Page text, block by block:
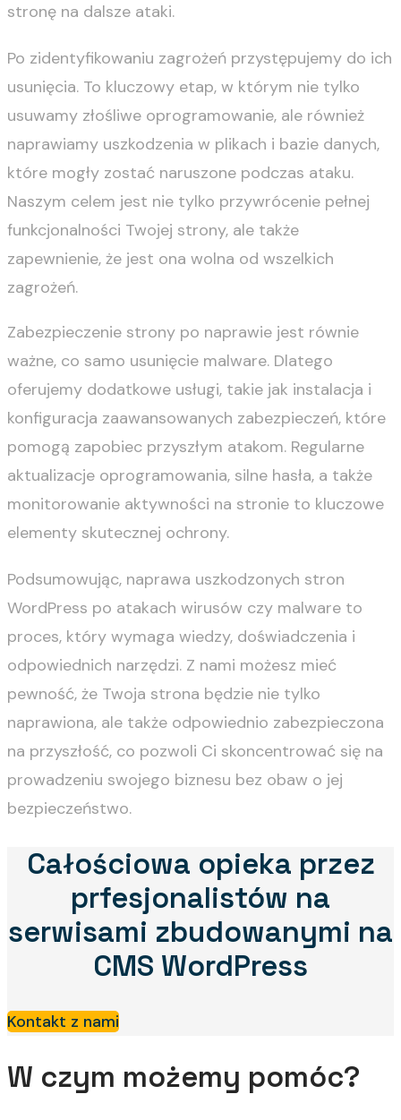
stronę na dalsze ataki.
Po zidentyfikowaniu zagrożeń przystępujemy do ich
usunięcia. To kluczowy etap, w którym nie tylko
usuwamy złośliwe oprogramowanie, ale również
naprawiamy uszkodzenia w plikach i bazie danych,
które mogły zostać naruszone podczas ataku.
Naszym celem jest nie tylko przywrócenie pełnej
funkcjonalności Twojej strony, ale także
zapewnienie, że jest ona wolna od wszelkich
zagrożeń.
Zabezpieczenie strony po naprawie jest równie
ważne, co samo usunięcie malware. Dlatego
oferujemy dodatkowe usługi, takie jak instalacja i
konfiguracja zaawansowanych zabezpieczeń, które
pomogą zapobiec przyszłym atakom. Regularne
aktualizacje oprogramowania, silne hasła, a także
monitorowanie aktywności na stronie to kluczowe
elementy skutecznej ochrony.
Podsumowując, naprawa uszkodzonych stron
WordPress po atakach wirusów czy malware to
proces, który wymaga wiedzy, doświadczenia i
odpowiednich narzędzi. Z nami możesz mieć
pewność, że Twoja strona będzie nie tylko
naprawiona, ale także odpowiednio zabezpieczona
na przyszłość, co pozwoli Ci skoncentrować się na
prowadzeniu swojego biznesu bez obaw o jej
bezpieczeństwo.
Całościowa opieka przez
prfesjonalistów na
serwisami zbudowanymi na
CMS WordPress
Kontakt z nami
W czym możemy pomóc?